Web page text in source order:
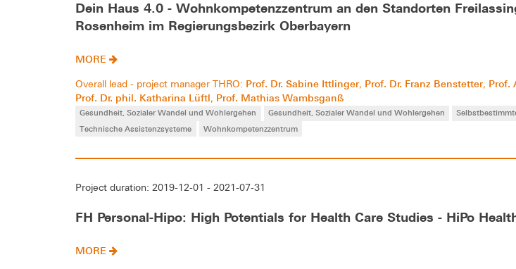
Dein Haus 4.0 - Wohnkompetenzzentrum an den Standorten
Rosenheim im Regierungsbezirk Oberbayern
MORE
Overall lead - project manager THRO: Prof. Dr. Sabine Ittlinger, Prof. Dr. Franz Benstetter, Prof.
Prof. Dr. phil. Katharina Lüftl, Prof. Mathias Wambsganß
Gesundheit, Sozialer Wandel und Wohlergehen Gesundheit, Sozialer Wandel und Wohlergehen
Technische Assistenzsysteme
Wohnkompetenzzentrum
Project duration: 2019-12-01 - 2021-07-31
FH Personal-Hipo: High Potentials for Health Care Studies - HiPo
MORE